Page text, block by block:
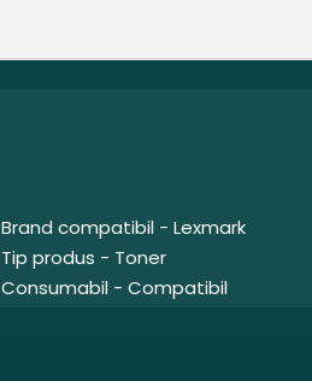
Brand compatibil - Lexmark
Tip produs - Toner
Consumabil - Compatibil